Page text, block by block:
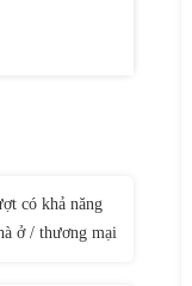
có khả năng
ở / thương mại